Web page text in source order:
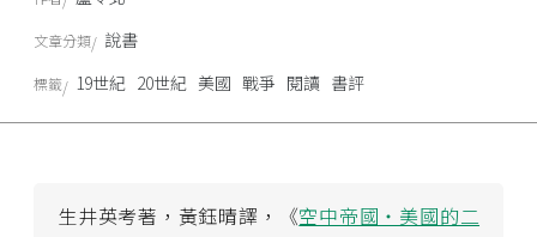
生井英考著，黃鈺晴譯，《空中帝國・美國的二
文章分類 說書
標籤 19世紀 20世紀 美國 戰爭 閱讀 書評